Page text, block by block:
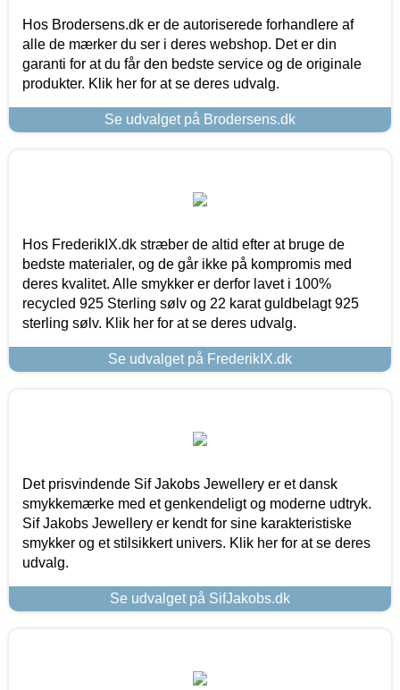
Hos Brodersens.dk er de autoriserede forhandlere af
alle de mærker du ser i deres webshop. Det er din
garanti for at du får den bedste service og de originale
produkter. Klik her for at se deres udvalg.
Se udvalget på Brodersens.dk
Hos FrederikIX.dk stræber de altid efter at bruge de
bedste materialer, og de går ikke på kompromis med
deres kvalitet. Alle smykker er derfor lavet i 100%
recycled 925 Sterling sølv og 22 karat guldbelagt 925
sterling sølv. Klik her for at se deres udvalg.
Se udvalget på FrederikIX.dk
Det prisvindende Sif Jakobs Jewellery er et dansk
smykkemærke med et genkendeligt og moderne udtryk.
Sif Jakobs Jewellery er kendt for sine karakteristiske
smykker og et stilsikkert univers. Klik her for at se deres
udvalg.
Se udvalget på SifJakobs.dk